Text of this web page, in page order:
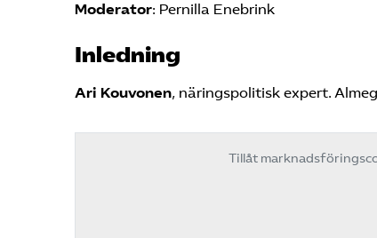
Moderator: Pernilla Enebrink
Inledning
Ari Kouvonen, näringspolitisk expert.
Tillåt